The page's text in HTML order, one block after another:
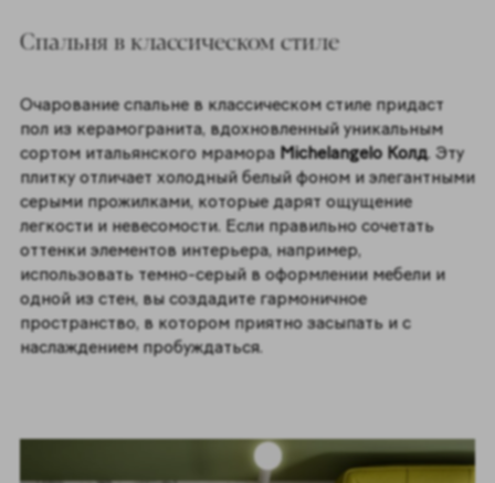
Спальня в классическом стиле
Очарование спальне в классическом стиле придаст
пол из керамогранита, вдохновленный уникальным
сортом итальянского мрамора Michelangelo Колд. Эту
плитку отличает холодный белый фоном и элегантными
серыми прожилками, которые дарят ощущение
легкости и невесомости. Если правильно сочетать
оттенки элементов интерьера, например,
использовать темно-серый в оформлении мебели и
одной из стен, вы создадите гармоничное
пространство, в котором приятно засыпать и с
наслаждением пробуждаться.